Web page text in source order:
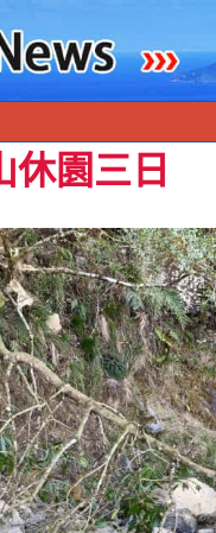
休園三日